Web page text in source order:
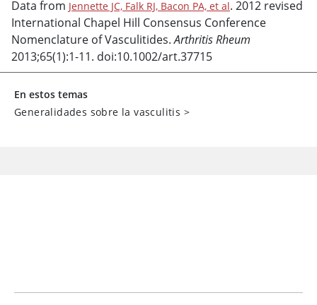
Data from Jennette JC, Falk RJ, Bacon PA, et al. 2012 revised
International Chapel Hill Consensus Conference
Nomenclature of Vasculitides.Arthritis Rheum
2013;65(1):1-11. doi:10.1002/art.37715
En estos temas
Generalidades sobre la vasculitis >